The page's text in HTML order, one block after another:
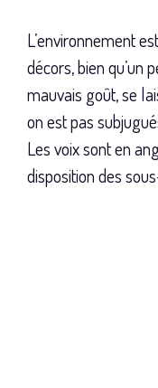
L’environnement
décors, bien qu’un
mauvais goût, se
on est pas
Les voix sont en
disposition des